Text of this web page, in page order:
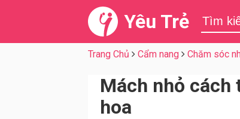
Yêu Trẻ
Trang Chủ Cẩm nang Chăm sóc
Mách nhỏ
hoa